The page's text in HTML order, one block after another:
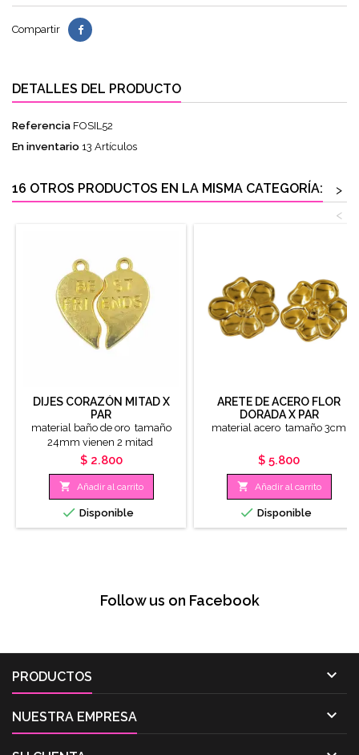
Compartir
DETALLES DEL PRODUCTO
Referencia FOSIL52
En inventario 13 Artículos
16 OTROS PRODUCTOS EN LA MISMA CATEGORÍA:
>
<
DIJES CORAZÓN MITAD X
PAR
material baño de oro tamaño
24mm vienen 2 mitad
Precio
$ 2.800
 Añadir al carrito
 Disponible
ARETE DE ACERO FLOR
DORADA X PAR
material acero tamaño 3cm
Precio
$ 5.800
 Añadir al carrito
 Disponible
Follow us on Facebook
PRODUCTOS 
NUESTRA EMPRESA 